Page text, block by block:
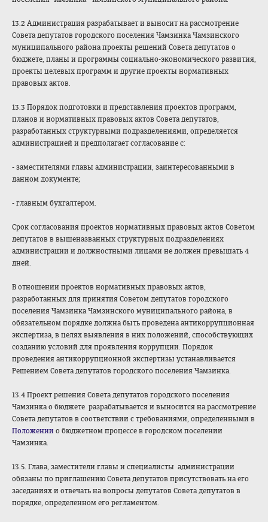
13.2 Администрация разрабатывает и выносит на рассмотрение
Совета депутатов городского поселения Чамзинка Чамзинского
муниципального района проекты решений Совета депутатов о
бюджете, планы и программы социально-экономического развития,
проекты целевых программ и другие проекты нормативных
правовых актов.
13.3 Порядок подготовки и представления проектов программ,
планов и нормативных правовых актов Совета депутатов,
разработанных структурными подразделениями, определяется
администрацией и предполагает согласование с:
- заместителями главы администрации, заинтересованными в
данном документе;
- главным бухгалтером.
Срок согласования проектов нормативных правовых актов Советом
депутатов в вышеназванных структурных подразделениях
администрации и должностными лицами не должен превышать 4
дней.
В отношении проектов нормативных правовых актов,
разработанных для принятия Советом депутатов городского
поселения Чамзинка Чамзинского муниципального района, в
обязательном порядке должна быть проведена антикоррупционная
экспертиза, в целях выявления в них положений, способствующих
созданию условий для проявления коррупции. Порядок
проведения антикоррупционной экспертизы устанавливается
Решением Совета депутатов городского поселения Чамзинка.
13.4 Проект решения Совета депутатов городского поселения
Чамзинка о бюджете разрабатывается и выносится на рассмотрение
Совета депутатов в соответствии с требованиями, определенными в
Положении о бюджетном процессе в городском поселении
Чамзинка.
13.5. Глава, заместители главы и специалисты администрации
обязаны по приглашению Совета депутатов присутствовать на его
заседаниях и отвечать на вопросы депутатов Совета депутатов в
порядке, определенном его регламентом.